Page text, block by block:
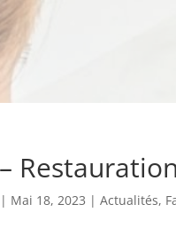
| Mai 18, 2023 | Actualités,